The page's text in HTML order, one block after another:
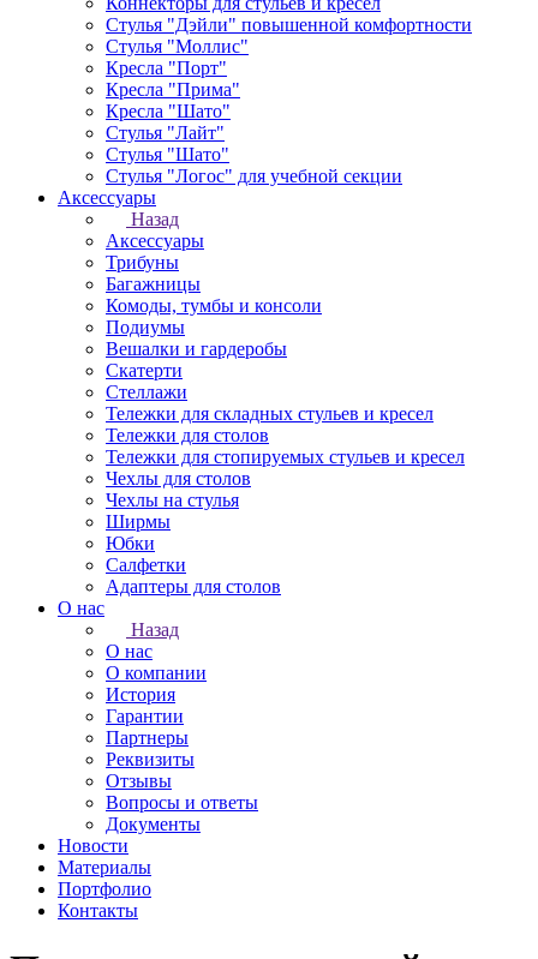
Стулья "Дэйли" повышенной комфортности
Стулья "Моллис"
Кресла "Порт"
Кресла "Прима"
Кресла "Шато"
Стулья "Лайт"
Стулья "Шато"
Стулья "Логос" для учебной секции
Аксессуары
Назад
Аксессуары
Трибуны
Багажницы
Комоды, тумбы и консоли
Подиумы
Вешалки и гардеробы
Скатерти
Стеллажи
Тележки для складных стульев и кресел
Тележки для столов
Тележки для стопируемых стульев и кресел
Чехлы для столов
Чехлы на стулья
Ширмы
Юбки
Салфетки
Адаптеры для столов
О нас
Назад
О нас
О компании
История
Гарантии
Партнеры
Реквизиты
Отзывы
Вопросы и ответы
Документы
Новости
Материалы
Портфолио
Контакты